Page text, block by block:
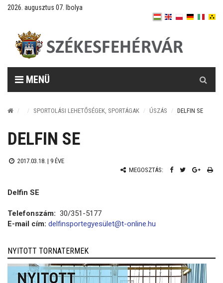
2026. augusztus 07. Ibolya
MENÜ
SPORTOLÁSI LEHETŐSÉGEK, SPORTÁGAK ÚSZÁS DELFIN SE
DELFIN SE
2017.03.18. | 9 ÉVE
MEGOSZTÁS:
Delfin SE
Telefonszám: 30/351-5177
E-mail cím: delfinsportegyesület@t-online.hu
NYITOTT TORNATERMEK